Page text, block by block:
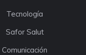
Tecnología
Safor Salut
Comunicación